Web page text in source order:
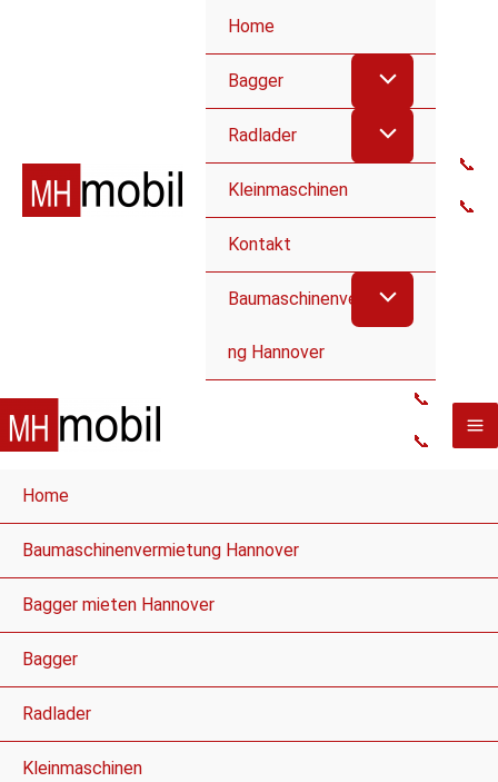
Home
Bagger
Radlader
Kleinmaschinen
Kontakt
Baumaschinenvermietu
ng Hannover
📞
📞
📞
📞
Home
Baumaschinenvermietung Hannover
Bagger mieten Hannover
Bagger
Radlader
Kleinmaschinen